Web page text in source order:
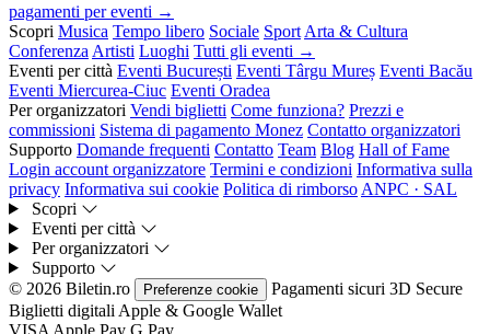
pagamenti per eventi →
Scopri Musica Tempo libero Sociale Sport Arta & Cultura
Conferenza Artisti Luoghi Tutti gli eventi →
Eventi per città Eventi București Eventi Târgu Mureș Eventi Bacău
Eventi Miercurea-Ciuc Eventi Oradea
Per organizzatori Vendi biglietti Come funziona? Prezzi e
commissioni Sistema di pagamento Monez Contatto organizzatori
Supporto Domande frequenti Contatto Team Blog Hall of Fame
Login account organizzatore Termini e condizioni Informativa sulla
privacy Informativa sui cookie Politica di rimborso ANPC · SAL
Scopri
Eventi per città
Per organizzatori
Supporto
© 2026 Biletin.ro
Preferenze cookie Pagamenti sicuri 3D Secure
Biglietti digitali Apple & Google Wallet
VISA Apple Pay G Pay